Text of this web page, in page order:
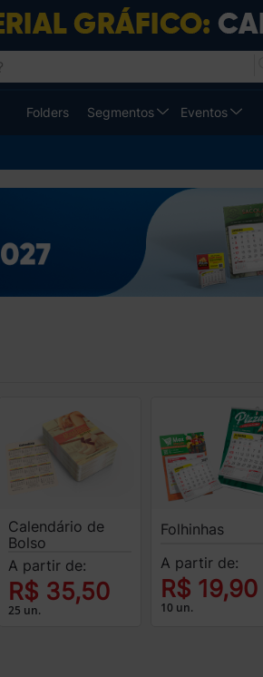
Folders Segmentos Eventos
Calendário de
Bolso
A partir de:
R$ 35,50
25 un.
Folhinhas
A partir de:
R$ 19,90
10 un.